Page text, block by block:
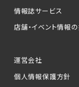
情報誌サービス
店舗・イベント情報
運営会社
個人情報保護方針